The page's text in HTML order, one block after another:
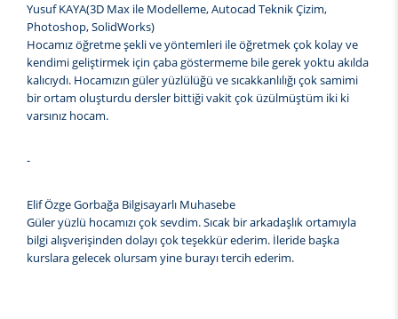
Yusuf KAYA(3D Max ile Modelleme, Autocad Teknik Çizim,
Photoshop, SolidWorks)
Hocamız öğretme şekli ve yöntemleri ile öğretmek çok kolay ve
kendimi geliştirmek için çaba göstermeme bile gerek yoktu akılda
kalıcıydı. Hocamızın güler yüzlülüğü ve sıcakkanlılığı çok samimi
bir ortam oluşturdu dersler bittiği vakit çok üzülmüştüm iki ki
varsınız hocam.
-
Elif Özge Gorbağa Bilgisayarlı Muhasebe
Güler yüzlü hocamızı çok sevdim. Sıcak bir arkadaşlık ortamıyla
bilgi alışverişinden dolayı çok teşekkür ederim. İleride başka
kurslara gelecek olursam yine burayı tercih ederim.